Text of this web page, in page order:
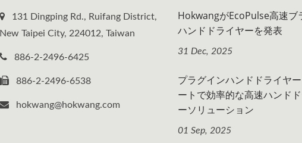
131 Dingping Rd., Ruifang District,
New Taipei City, 224012, Taiwan
886-2-2496-6425
886-2-2496-6538
hokwang@hokwang.com
HokwangがEcoPulse高速ブ
ハンドドライヤーを発表
31 Dec, 2025
プラグインハンドドライヤ
ートで効率的な高速ハンド
ーソリューション
01 Sep, 2025